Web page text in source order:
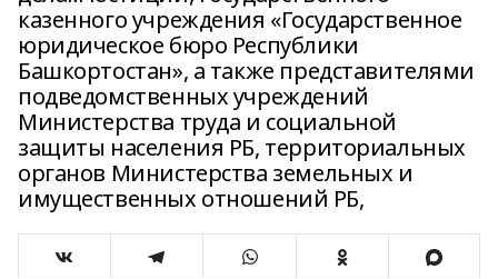
казенного учреждения «Государственное
юридическое бюро Республики
Башкортостан», а также представителями
подведомственных учреждений
Министерства труда и социальной
защиты населения РБ, территориальных
органов Министерства земельных и
имущественных отношений РБ,